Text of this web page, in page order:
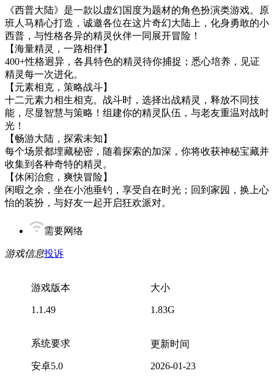
《西普大陆》是一款以虚幻国度为题材的角色扮演类游戏。原
班人马精心打造，诚邀各位在这片奇幻大陆上，化身勇敢的小
西普，与性格各异的精灵伙伴一同展开冒险！
【海量精灵，一路相伴】
400+性格迥异，各具特色的精灵待你捕捉；悉心培养，见证
精灵每一次进化。
【元素相克，策略战斗】
十二元素力相生相克。战斗时，选择出战精灵，释放不同技
能，尽显智慧与策略！组建你的精灵队伍，与老友重温对战时
光！
【畅游大陆，探索未知】
每个场景都埋藏秘密，随着探索的加深，你将收获神秘宝藏并
收集到各种奇特的精灵。
【休闲治愈，爽快冒险】
闲暇之余，坐在小池垂钓，享受自在时光；回到家园，换上心
怡的装扮，与好友一起开启狂欢派对。
需要网络
游戏信息投诉
游戏版本
1.1.49
大小
1.83G
系统要求
安卓5.0
更新时间
2026-01-23